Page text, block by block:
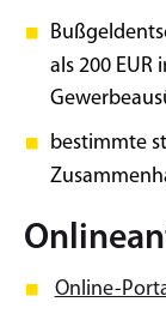
als 200
bestimmte
Online-